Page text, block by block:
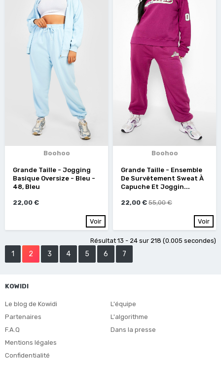
Boohoo
Grande Taille - Jogging
Basique Oversize - Bleu -
48, Bleu
22,00 €
Voir
Boohoo
Grande Taille - Ensemble
De Survêtement Sweat À
Capuche Et Joggin...
22,00 € 55,00 €
Voir
Résultat 13 - 24 sur 218 (0.005 secondes)
1 2 3 4 5 6 7
KOWIDI
Le blog de Kowidi
Partenaires
F.A.Q
Mentions légales
Confidentialité
L'équipe
L'algorithme
Dans la presse